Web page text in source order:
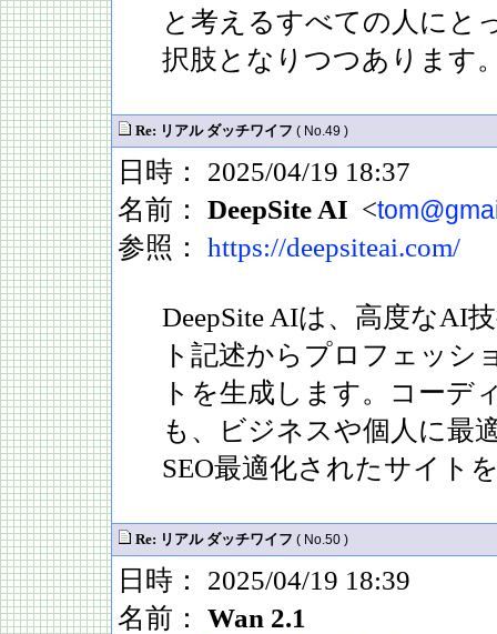
と考えるすべての人にと
択肢となりつつあります
Re: リアル ダッチワイフ ( No.49 )
日時： 2025/04/19 18:37
名前： DeepSite AI <
参照： https://deepsiteai.com/
DeepSite AIは、高度なAI
ト記述からプロフェッシ
トを生成します。コーデ
も、ビジネスや個人に最
SEO最適化されたサイト
Re: リアル ダッチワイフ ( No.50 )
日時： 2025/04/19 18:39
名前： Wan 2.1